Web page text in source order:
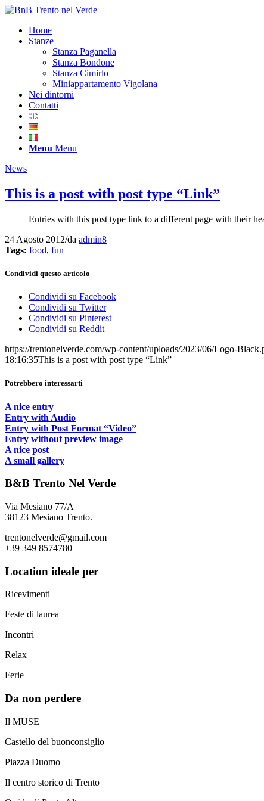
Home
Stanze
Stanza Paganella
Stanza Bondone
Stanza Cimirlo
Miniappartamento Vigolana
Nei dintorni
Contatti
Menu Menu
News
This is a post with post type “Link”
Entries with this post type link to a different page with their
24 Agosto 2012/da admin8
Tags: food, fun
Condividi questo articolo
Condividi su Facebook
Condividi su Twitter
Condividi su Pinterest
Condividi su Reddit
https://trentonelverde.com/wp-content/uploads/2023/06/Logo-
18:16:35This is a post with post type “Link”
Potrebbero interessarti
A nice entry
Entry with Audio
Entry with Post Format “Video”
Entry without preview image
A nice post
A small gallery
B&B Trento Nel Verde
Via Mesiano 77/A
38123 Mesiano Trento.
trentonelverde@gmail.com
+39 349 8574780
Location ideale per
Ricevimenti
Feste di laurea
Incontri
Relax
Ferie
Da non perdere
Il MUSE
Castello del buonconsiglio
Piazza Duomo
Il centro storico di Trento